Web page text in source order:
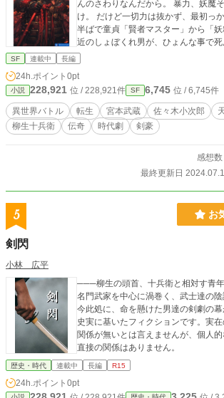
んのさわりなんだから。 暴力、妖魔
け。 だけど一切力は抜かず、最初っから
半ばで童貞「賢者マスター」から「
近のしょぼくれ男が、ひょんな事で
ら、奇妙な江戸時代初期で「張孔堂・
る人物とは大違い。 軍学よりも、低
なオタクで、聡明さの欠片もないただ
あ大変。 同じく複合転生してきた「魔人・武蔵」や地獄から
復活した「邪天使・天草四郎」を、執
の巌流・佐々木小次郎」と共に、闇の
務達成のはずが、神や妖魔まで現れ、
を巻き込んだ柳生親子のド派手な喧
地球だよな？ 時間軸もどこか可笑し
いなど当たり前、美姫、美女も大量発生
にひとつ出来ないくらいの、ハチャメ
ジャンルもなにもあったもんじゃない
らずに全部詰め込んだらこうなっち
妄想ｗｗｗ） さあ、三文戯作好きな物好きならば楽しんでっ
てくれよな。 こいつぁ、ただ単純に
いんだからさ！！
SF 連載中 長編
24h.ポイント 0pt
小説 228,921 位 / 228,921件 SF 6,745 位 / 6,745件
異世界バトル 転生 宮本武蔵 佐々木小次郎
柳生十兵衛
伝奇 時代劇 剣豪
感想
最終更新日
5 お
剣閃
小林 広平
───柳生の頭首、十兵衛と相対す青
名門武家を中心に渦巻く、武士達の陰
今此処に、命を懸けた男達の剣劇の幕が開く。 ※
史実に基いたフィクションです。実
関係が無いとは言えませんが、個人的
直接の関係はありません。
歴史・時代 連載中 長編 R15
24h.ポイント 0pt